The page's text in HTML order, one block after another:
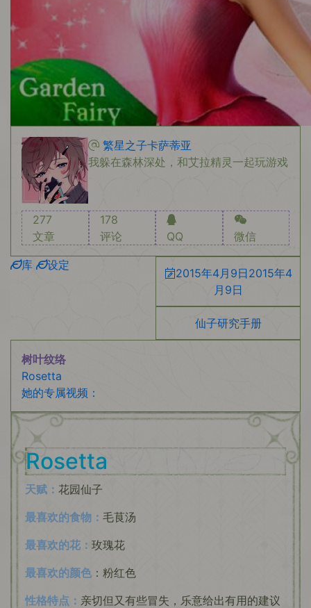
繁星之子卡萨蒂亚
我躲在森林深处，和艾拉精灵一起玩游戏
277
文章
178
评论
QQ 微信
库 设定
2015年4月9日2015年4
月9日
仙子研究手册
树叶纹络
Rosetta
她的专属视频：
Rosetta
天赋： 花园仙子
最喜欢的食物： 毛茛汤
最喜欢的花： 玫瑰花
最喜欢的颜色 ：粉红色
性格特点： 亲切但又有些冒失，乐意给出有用的建议